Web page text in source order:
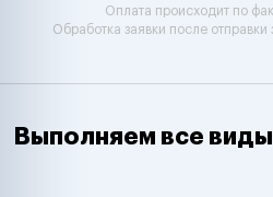
Оплата происходит по
Обработка заявки после отправки
Выполняем все